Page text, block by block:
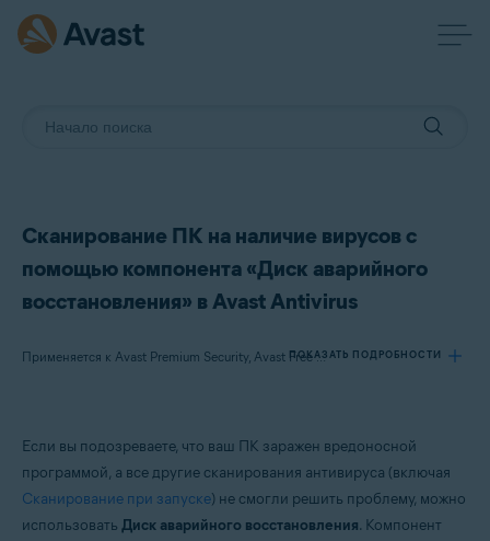
Сканирование ПК на наличие вирусов с
помощью компонента «Диск аварийного
восстановления» в Avast Antivirus
Применяется к Avast Premium Security, Avast Free Antivirus
ПОКАЗАТЬ ПОДРОБНОСТИ
Avast Premium Security
Операционные системы:
Если вы подозреваете, что ваш ПК заражен вредоносной
программой, а все другие сканирования антивируса (включая
Сканирование при запуске) не смогли решить проблему, можно
использовать Диск аварийного восстановления. Компонент